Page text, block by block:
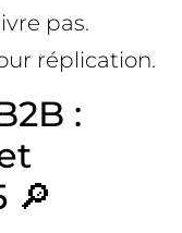
pas.
réplication.
:
🔎